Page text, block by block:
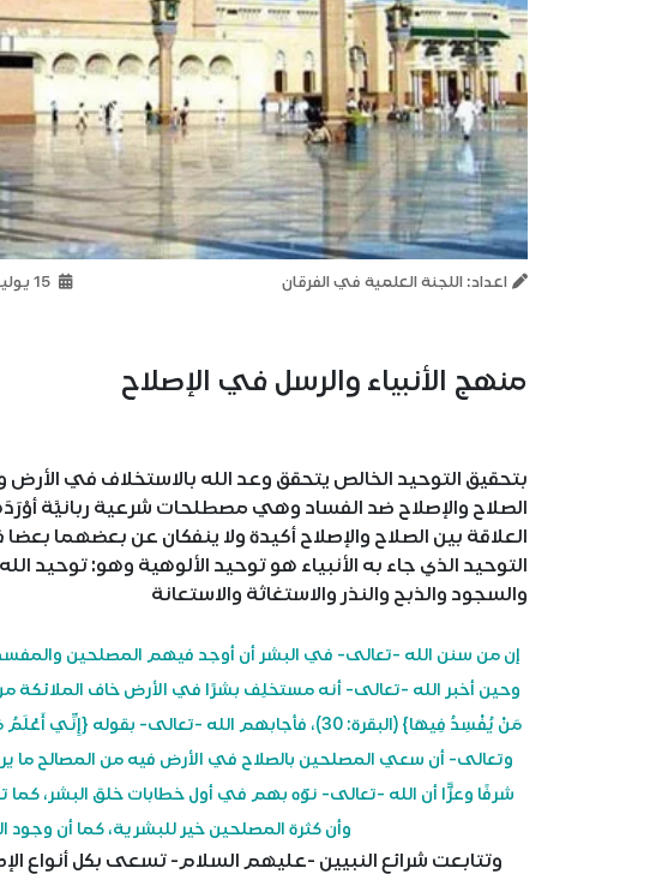
اعداد: اللجنة العلمية في الفرقان 15 يوليو، 2024
منهج الأنبياء والرسل في الإصلاح
بتحقيق التوحيد الخالص يتحقق وعد الله بالاستخلاف في الأرض
الصلاح والإصلاح ضد الفساد وهي مصطلحات شرعية ربانيَّة
العلاقة بين الصلاح والإصلاح أكيدة ولا ينفكان عن بعضهما
التوحيد الذي جاء به الأنبياء هو توحيد الألوهية وهو: توحيد
والسجود والذبح والنذر والاستغاثة والاستعانة
إن من سنن الله -تعالى- في البشر أن أوجد فيهم المصلحين
وحين أخبر الله -تعالى- أنه مستخلِف بشرًا في الأرض خاف الملائكة
وتعالى- أن سعي المصلحين بالصلاح في الأرض فيه من المصالح ما
شرفًا وعزًّا أن الله -تعالى- نوّه بهم في أول خطابات خلق البشر، كما
وأن كثرة المصلحين خير للبشرية، كما أن
وتتابعت شرائع النبيين -عليهم السلام- تسعى بكل أنواع